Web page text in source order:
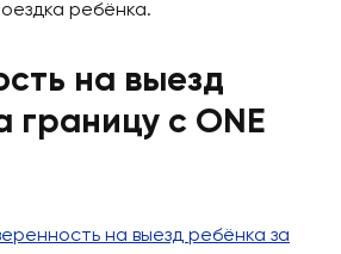
ребёнка.
на выезд
границу с ONE
на выезд ребёнка за